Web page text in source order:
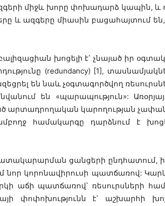
միջև խորը փոխադարձ կապին, և
և ազգերը միասին բացահայտում
խոցելի է՝ չնայած իր
(redundancy) [1],
են նաև չօգտագործվող
են «պարապություն»:
արտադրողական կարողության
համակարգը դարձնում է
ցանցերի ընդհատում,
նոր կորոնավիրուսի պատճառով:
աճի պատճառով՝ ռեսուրսների
փոփոխությունն է՝ աշխարհի